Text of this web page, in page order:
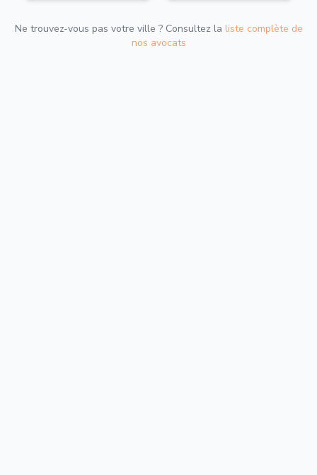
Ne trouvez-vous pas votre ville ? Consultez la liste complète de
nos avocats